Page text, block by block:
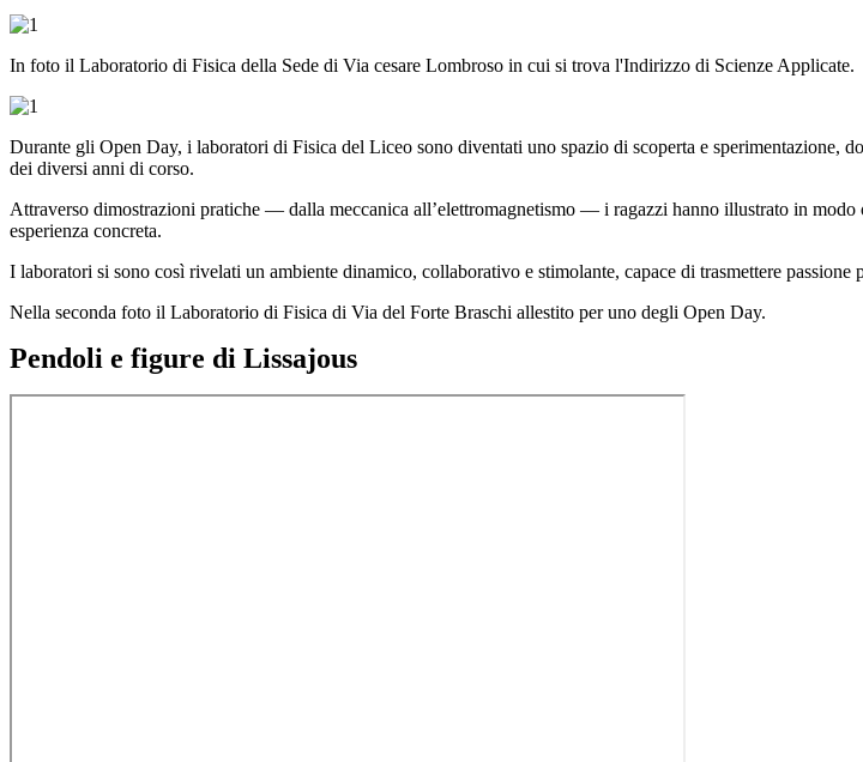
In foto il Laboratorio di Fisica della Sede di Via cesare Lombroso in cui si trova l'Indirizzo di Scienze Applicate.
Durante gli Open Day, i laboratori di Fisica del Liceo sono diventati uno spazio di scoperta e sperimentazione,
dei diversi anni di corso.
Attraverso dimostrazioni pratiche — dalla meccanica all’elettromagnetismo — i ragazzi hanno illustrato in
esperienza concreta.
I laboratori si sono così rivelati un ambiente dinamico, collaborativo e stimolante, capace di trasmettere
Nella seconda foto il Laboratorio di Fisica di Via del Forte Braschi allestito per uno degli Open Day.
Pendoli e figure di Lissajous